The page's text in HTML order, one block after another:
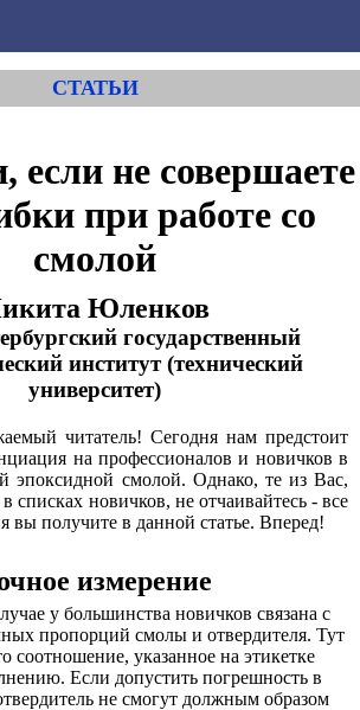
СТАТЬИ
не совершаете
при работе со
смолой
Юленков
государственный
институт (технический
университет)
читатель! Сегодня нам предстоит
на профессионалов и новичков в
эпоксидной смолой. Однако, те из Вас,
списках новичков, не отчаивайтесь - все
вы получите в данной статье. Вперед!
измерение
у большинства новичков связана с
пропорций смолы и отвердителя. Тут
соотношение, указанное на этикетке
Если допустить погрешность в
не смогут должным образом